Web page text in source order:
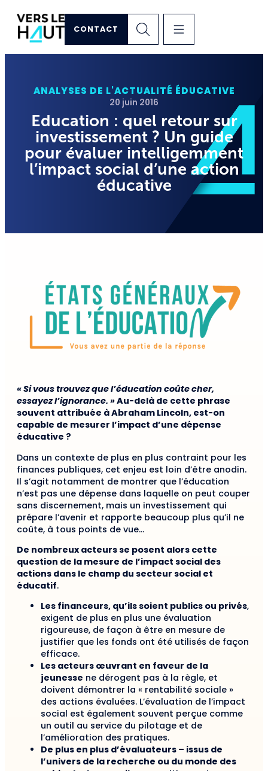
CONTACT
ANALYSES DE L'ACTUALITÉ ÉDUCATIVE
20 juin 2016
Education : quel retour sur
investissement ? Un guide
pour évaluer intelligemment
l’impact social d’une action
éducative
« Si vous trouvez que l’éducation coûte cher,
essayez l’ignorance. »Au-delà de cette phrase
souvent attribuée à Abraham Lincoln, est-on
capable de mesurer l’impact d’une dépense
éducative ?
Dans un contexte de plus en plus contraint pour les
finances publiques, cet enjeu est loin d’être anodin.
Il s’agit notamment de montrer que l’éducation
n’est pas une dépense dans laquelle on peut couper
sans discernement, mais un investissement qui
prépare l’avenir et rapporte beaucoup plus qu’il ne
coûte, à tous points de vue…
De nombreux acteurs se posent alors cette
question de la mesure de l’impact social des
actions dans le champ du secteur social et
éducatif.
Les financeurs, qu’ils soient publics ou privés,
exigent de plus en plus une évaluation
rigoureuse, de façon à être en mesure de
justifier que les fonds ont été utilisés de façon
efficace.
Les acteurs œuvrant en faveur de la
jeunesse ne dérogent pas à la règle, et
doivent démontrer la « rentabilité sociale »
des actions évaluées. L’évaluation de l’impact
social est également souvent perçue comme
un outil au service du pilotage et de
l’amélioration des pratiques.
De plus en plus d’évaluateurs – issus de
l’univers de la recherche ou du monde des